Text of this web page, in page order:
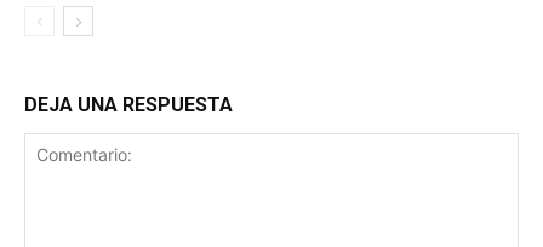
DEJA UNA RESPUESTA